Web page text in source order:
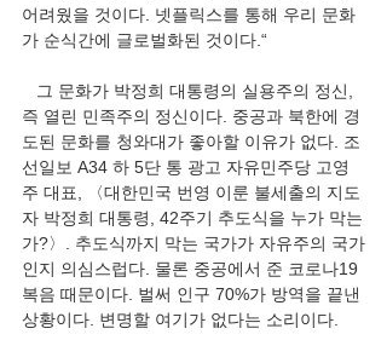
어려웠을 것이다. 넷플릭스를 통해 우리 문화
가 순식간에 글로벌화된 것이다.“
즉 열린 민족주의 정신이다. 중공과 북한에 경
도된 문화를 청와대가 좋아할 이유가 없다. 조
선일보 A34 하 5단 통 광고 자유민주당 고영
주 대표, 〈대한민국 번영 이룬 불세출의 지도
자 박정희 대통령, 42주기 추도식을 누가 막는
가?〉. 추도식까지 막는 국가가 자유주의 국가
인지 의심스럽다. 물론 중공에서 준 코로나19
복음 때문이다. 벌써 인구 70%가 방역을 끝낸
상황이다. 변명할 여기가 없다는 소리이다.